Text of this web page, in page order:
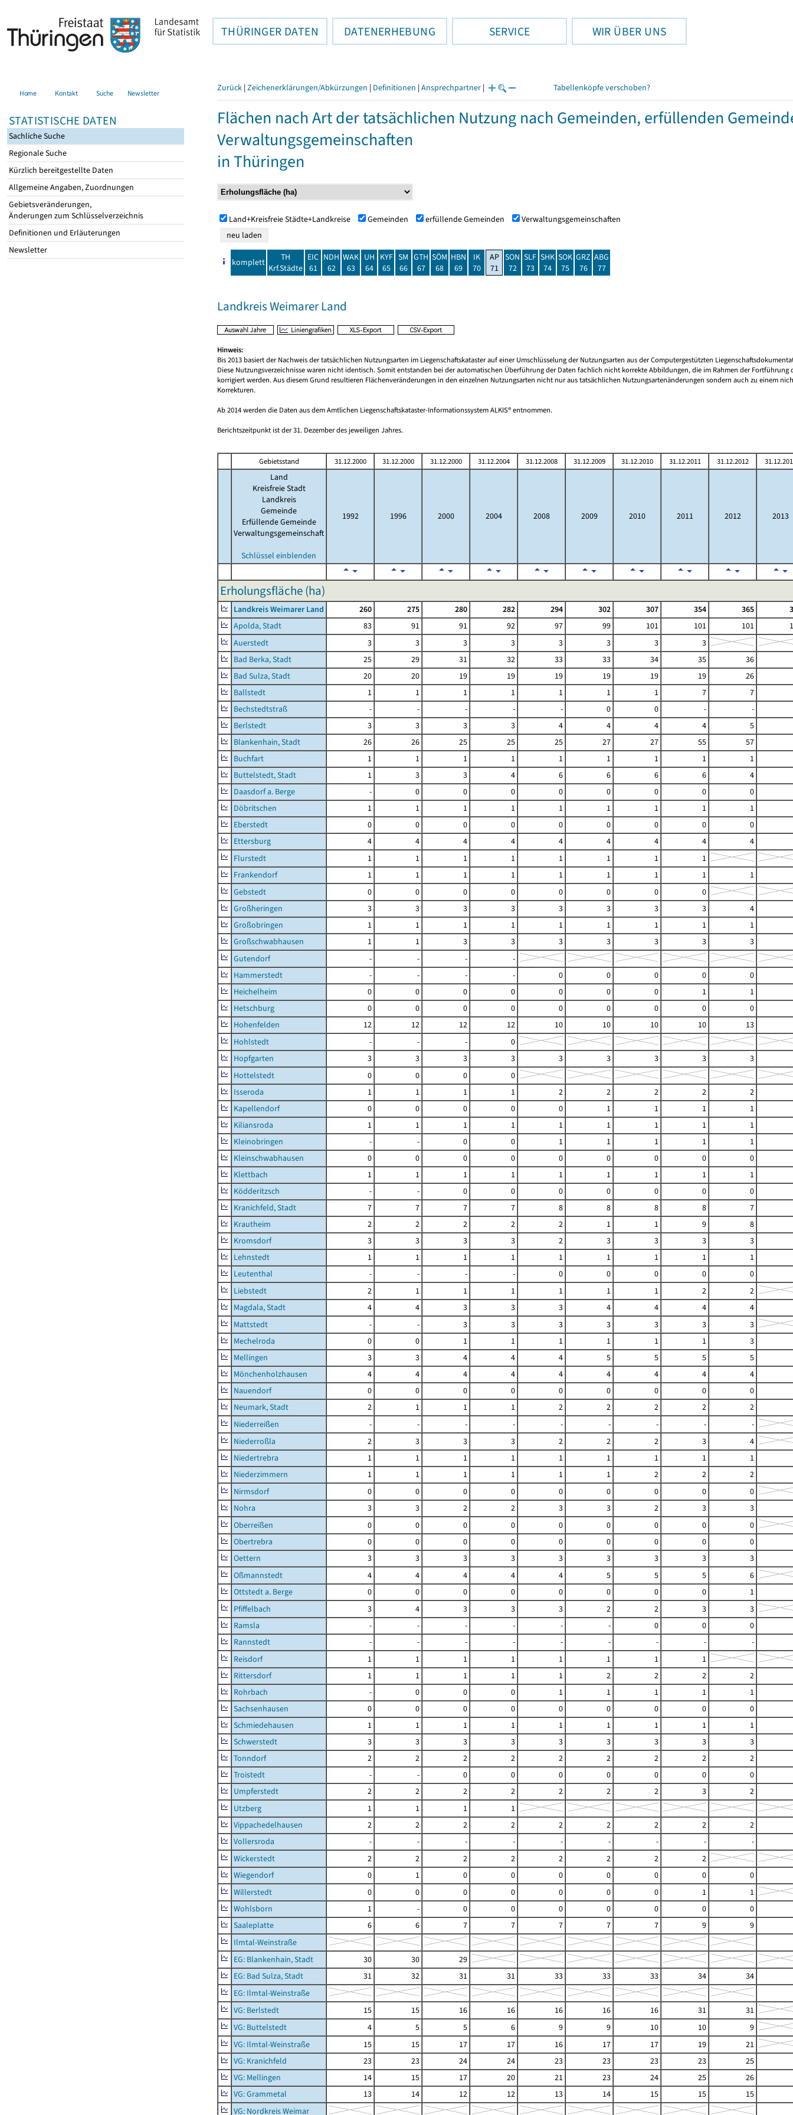
THÜRINGER DATEN DATENERHEBUNG SERVICE WIR ÜBER UNS
Home Kontakt Suche Newsletter
STATISTISCHE DATEN
Sachliche Suche
Regionale Suche
Kürzlich bereitgestellte Daten
Allgemeine Angaben, Zuordnungen
Gebietsveränderungen,
Änderungen zum Schlüsselverzeichnis
Definitionen und Erläuterungen
Newsletter
Zurück | Zeichenerklärungen/Abkürzungen | Definitionen | Ansprechpartner | Tabellenköpfe verschoben?
Flächen nach Art der tatsächlichen Nutzung nach Gemeinden, erfüllenden
Verwaltungsgemeinschaften
in Thüringen
Land+Kreisfreie Städte+Landkreise Gemeinden erfüllende Gemeinden Verwaltungsgemeinschaften
komplett
TH
Krf.Städte
EIC
61
NDH
62
WAK
63
UH
64
KYF
65
SM
66
GTH
67
SÖM
68
HBN
69
IK
70
AP
71
SON
72
SLF
73
SHK
74
SOK
75
GRZ
76
ABG
77
Landkreis Weimarer Land
Hinweis:
Bis 2013 basiert der Nachweis der tatsächlichen Nutzungsarten im Liegenschaftskataster auf einer Umschlüsselung der Nutzungsarten aus der Computergestützten
Diese Nutzungsverzeichnisse waren nicht identisch. Somit entstanden bei der automatischen Überführung der Daten fachlich nicht korrekte Abbildungen, die im Rahmen der Fortführung
korrigiert werden. Aus diesem Grund resultieren Flächenveränderungen in den einzelnen Nutzungsarten nicht nur aus tatsächlichen Nutzungsartenänderungen sondern auch zu einem
Korrekturen.
Ab 2014 werden die Daten aus dem Amtlichen Liegenschaftskataster-Informationssystem ALKIS® entnommen.
Berichtszeitpunkt ist der 31. Dezember des jeweiligen Jahres.
Gebietsstand 31.12.2000 31.12.2000 31.12.2000 31.12.2004 31.12.2008 31.12.2009 31.12.2010 31.12.2011 31.12.2012
Land
Kreisfreie Stadt
Landkreis
Gemeinde
Erfüllende Gemeinde
Verwaltungsgemeinschaft
Schlüssel einblenden
1992 1996 2000 2004 2008 2009 2010 2011 2012 2013
Erholungsfläche (ha)
Landkreis Weimarer Land 260 275 280 282 294 302 307 354 365
Apolda, Stadt
83 91 91 92 97 99 101 101 101
Auerstedt
3 3 3 3 3 3 3
3
Bad Berka, Stadt
25 29 31 32 33 33 34 35
36
Bad Sulza, Stadt
20 20 19 19 19 19 19 19
26
Ballstedt
1 1 1 1 1 1 1 7
7
Bechstedtstraß
- - - - - 0 0 -
-
Berlstedt
3 3 3 3 4 4 4 4
5
Blankenhain, Stadt
26 26 25 25 25 27 27 55
57
Buchfart
1 1 1 1 1 1 1 1
1
Buttelstedt, Stadt
1 3 3 4 6 6 6 6
4
Daasdorf a. Berge
- 0 0 0 0 0 0 0
0
Döbritschen
1 1 1 1 1 1 1 1
1
Eberstedt
0 0 0 0 0 0 0 0
0
Ettersburg
4 4 4 4 4 4 4 4
4
Flurstedt
1 1 1 1 1 1 1
1
Frankendorf
1 1 1 1 1 1 1 1
1
Gebstedt
0 0 0 0 0 0 0
0
Großheringen
3 3 3 3 3 3 3 3
4
Großobringen
1 1 1 1 1 1 1 1
1
Großschwabhausen
1 1 3 3 3 3 3 3
3
Gutendorf
- - -
-
Hammerstedt
- - - - 0 0 0 0
0
Heichelheim
0 0 0 0 0 0 0 1
1
Hetschburg
0 0 0 0 0 0 0 0
0
Hohenfelden
12 12 12 12 10 10 10 10
13
Hohlstedt
- - -
0
Hopfgarten
3 3 3 3 3 3 3 3
3
Hottelstedt
0 0 0
0
Isseroda
1 1 1 1 2 2 2 2
2
Kapellendorf
0 0 0 0 0 1 1 1
1
Kiliansroda
1 1 1 1 1 1 1 1
1
Kleinobringen
- - 0 0 1 1 1 1
1
Kleinschwabhausen
0 0 0 0 0 0 0 0
0
Klettbach
1 1 1 1 1 1 1 1
1
Ködderitzsch
- - 0 0 0 0 0 0
0
Kranichfeld, Stadt
7 7 7 7 8 8 8 8
7
Krautheim
2 2 2 2 2 1 1 9
8
Kromsdorf
3 3 3 3 2 3 3 3
3
Lehnstedt
1 1 1 1 1 1 1 1
1
Leutenthal
- - - - 0 0 0 0
0
Liebstedt
2 1 1 1 1 1 1 2
2
Magdala, Stadt
4 4 3 3 3 4 4 4
4
Mattstedt
- - 3 3 3 3 3 3
3
Mechelroda
0 0 1 1 1 1 1 1
3
Mellingen
3 3 4 4 4 5 5 5
5
Mönchenholzhausen
4 4 4 4 4 4 4 4
4
Nauendorf
0 0 0 0 0 0 0 0
0
Neumark, Stadt
2 1 1 1 2 2 2 2
2
Niederreißen
- - - - - - - -
-
Niederroßla
2 3 3 3 2 2 2 3
4
Niedertrebra
1 1 1 1 1 1 1 1
1
Niederzimmern
1 1 1 1 1 1 2 2
2
Nirmsdorf
0 0 0 0 0 0 0 0
0
Nohra
3 3 2 2 3 3 2 3
3
Oberreißen
0 0 0 0 0 0 0 0
0
Obertrebra
0 0 0 0 0 0 0 0
0
Oettern
3 3 3 3 3 3 3 3
3
Oßmannstedt
4 4 4 4 4 5 5 5
6
Ottstedt a. Berge
0 0 0 0 0 0 0 0
1
Pfiffelbach
3 4 3 3 3 2 2 3
3
Ramsla
- - - - - - 0 0
0
Rannstedt
- - - - - - - -
-
Reisdorf
1 1 1 1 1 1 1
1
Rittersdorf
1 1 1 1 1 2 2 2
2
Rohrbach
- 0 0 0 1 1 1 1
1
Sachsenhausen
0 0 0 0 0 0 0 0
0
Schmiedehausen
1 1 1 1 1 1 1 1
1
Schwerstedt
3 3 3 3 3 3 3 3
3
Tonndorf
2 2 2 2 2 2 2 2
2
Troistedt
- - 0 0 0 0 0 0
0
Umpferstedt
2 2 2 2 2 2 2 3
2
Utzberg
1 1 1
1
Vippachedelhausen
2 2 2 2 2 2 2 2
2
Vollersroda
- - - - - - - -
-
Wickerstedt
2 2 2 2 2 2 2
2
Wiegendorf
0 1 0 0 0 0 0 0
0
Willerstedt
0 0 0 0 0 0 0 1
1
Wohlsborn
1 - 0 0 0 0 0 0
0
Saaleplatte
6 6 7 7 7 7 7 9
9
Ilmtal-Weinstraße
EG: Blankenhain, Stadt
30 30
29
EG: Bad Sulza, Stadt
31 32 31 31 33 33 33 34
34
EG: Ilmtal-Weinstraße
VG: Berlstedt
15 15 16 16 16 16 16 31
31
VG: Buttelstedt
4 5 5 6 9 9 10 10
9
VG: Ilmtal-Weinstraße
15 15 17 17 16 17 17 19
21
VG: Kranichfeld
23 23 24 24 23 23 23 23
25
VG: Mellingen
14 15 17 20 21 23 24 25
26
VG: Grammetal
13 14 12 12 13 14 15 15
15
VG: Nordkreis Weimar